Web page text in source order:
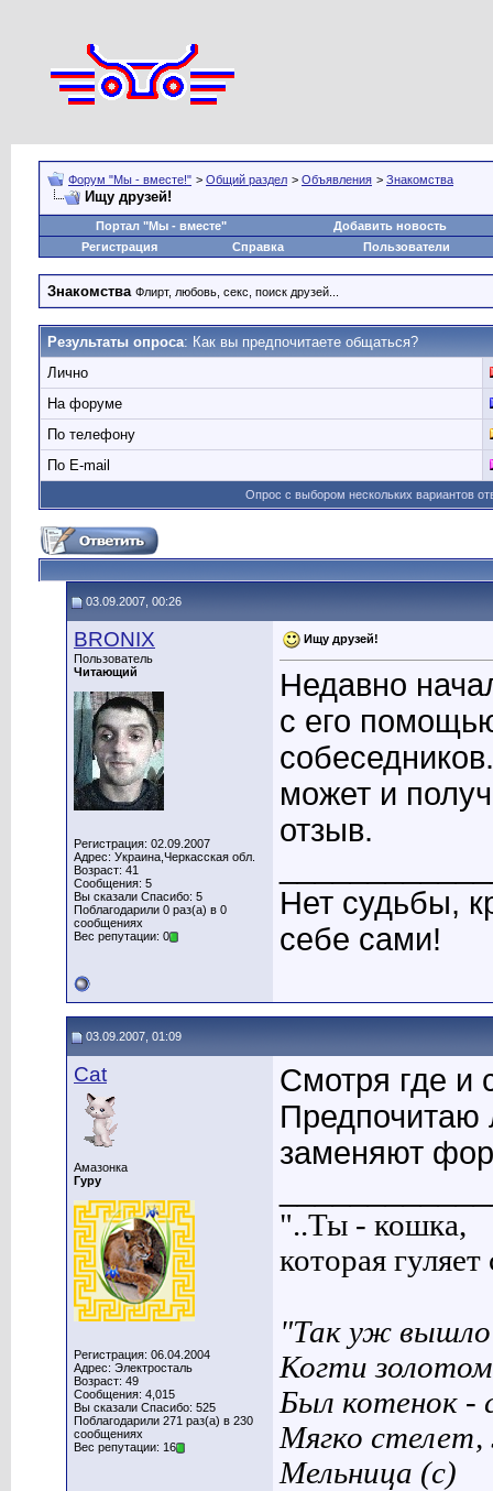
Форум "Мы - вместе!" > Общий раздел > Объявления > Знакомства
Ищу друзей!
Портал "Мы - вместе"
Добавить новость
Регистрация
Справка Пользователи
Знакомства Флирт, любовь, секс, поиск друзей...
Результаты опроса: Как вы предпочитаете общаться?
Лично
На форуме
По телефону
По E-mail
Опрос с выбором нескольких вариантов
03.09.2007, 00:26
BRONIX
Пользователь
Читающий
Регистрация: 02.09.2007
Адрес: Украина,Черкасская обл.
Возраст: 41
Сообщения: 5
Вы сказали Спасибо: 5
Поблагодарили 0 раз(а) в 0
сообщениях
Вес репутации: 0
Ищу друзей!
Недавно
с его
может и
отзыв.
Нет судьбы,
себе сами!
03.09.2007, 01:09
Cat
Амазонка
Гуру
Регистрация: 06.04.2004
Адрес: Электросталь
Возраст: 49
Сообщения: 4,015
Вы сказали Спасибо: 525
Поблагодарили 271 раз(а) в 230
сообщениях
Вес репутации: 16
Смотря где и
Предпочитаю
заменяют
"..Ты - кошка,
которая
"Так уж вышло
Когти
Был котенок -
Мягко
Мельница (с)